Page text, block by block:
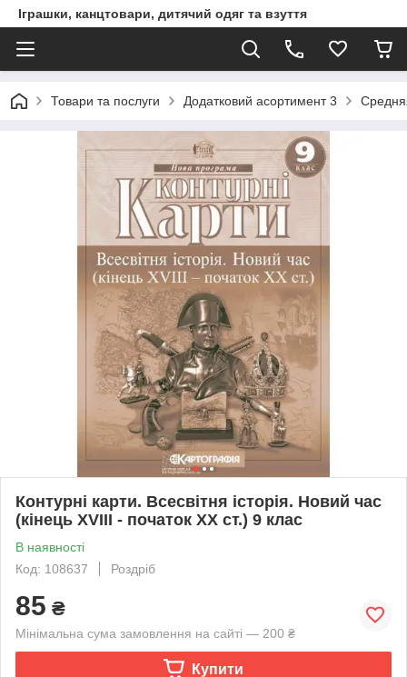
Іграшки, канцтовари, дитячий одяг та взуття
Товари та послуги Додатковий асортимент 3
Контурні карти. Всесвітня історія. Новий час
(кінець XVIII - початок XX ст.) 9 клас
В наявності
Код: 108637
Роздріб
85 ₴
Мінімальна сума замовлення на сайті — 200 ₴
Купити